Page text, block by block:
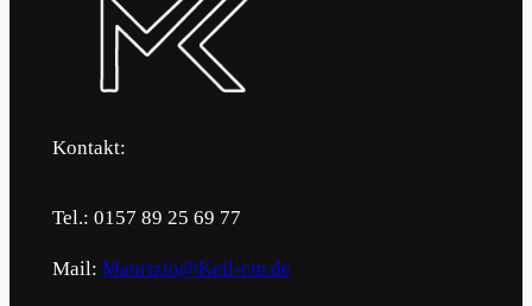
Kontakt:
Tel.: 0157 89 25 69 77
Mail: Maurizio@Keil-cm.de